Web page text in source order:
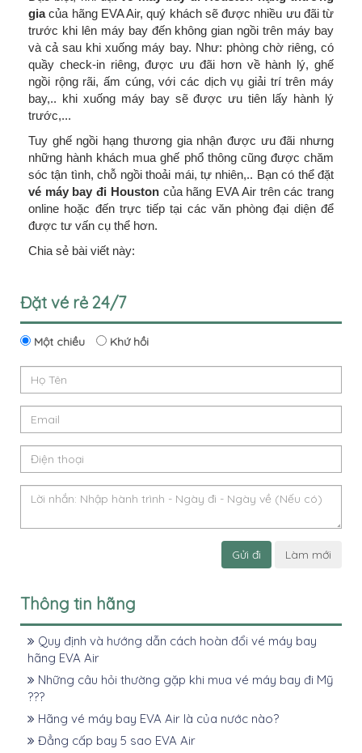
giacủa hãng EVA Air, quý khách sẽ được nhiều ưu đãi từ
trước khi lên máy bay đến không gian ngồi trên máy bay
và cả sau khi xuống máy bay. Như: phòng chờ riêng, có
quầy check-in riêng, được ưu đãi hơn về hành lý, ghế
ngồi rộng rãi, ấm cúng, với các dịch vụ giải trí trên máy
bay,.. khi xuống máy bay sẽ được ưu tiên lấy hành lý
trước,...
Tuy ghế ngồi hạng thương gia nhận được ưu đãi nhưng
những hành khách mua ghế phổ thông cũng được chăm
sóc tận tình, chỗ ngồi thoải mái, tự nhiên,.. Bạn có thể đặt
vé máy bay đi Houstoncủa hãng EVA Air trên các trang
online hoặc đến trực tiếp tại các văn phòng đại diện để
được tư vấn cụ thể hơn.
Chia sẻ bài viết này:
Đặt vé rẻ 24/7
Một chiều Khứ hồi
Gửi đi Làm mới
Thông tin hãng
Quy định và hướng dẫn cách hoàn đổi vé máy bay
hãng EVA Air
Những câu hỏi thường gặp khi mua vé máy bay đi Mỹ
???
Hãng vé máy bay EVA Air là của nước nào?
Đẳng cấp bay 5 sao EVA Air